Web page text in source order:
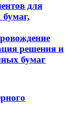
для
решения и
бумаг